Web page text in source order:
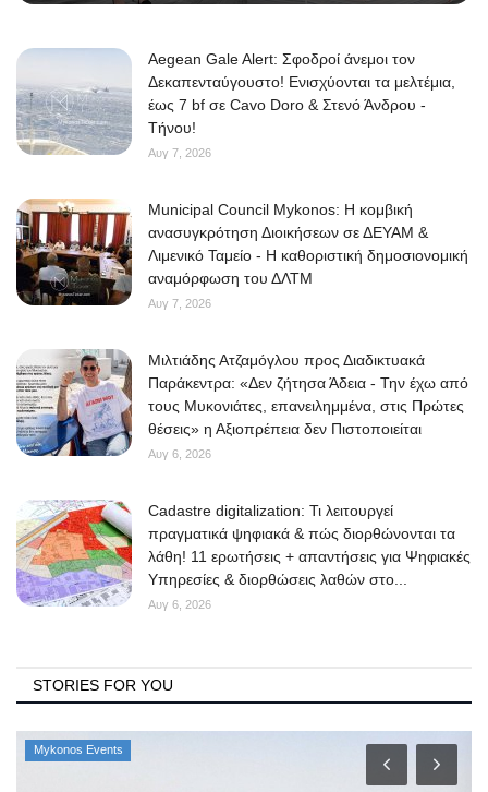
Aegean Gale Alert: Σφοδροί άνεμοι τον
Δεκαπενταύγουστο! Ενισχύονται τα μελτέμια,
έως 7 bf σε Cavo Doro & Στενό Άνδρου -
Τήνου!
Αυγ 7, 2026
Municipal Council Mykonos: Η κομβική
ανασυγκρότηση Διοικήσεων σε ΔΕΥΑΜ &
Λιμενικό Ταμείο - Η καθοριστική δημοσιονομική
αναμόρφωση του ΔΛΤΜ
Αυγ 7, 2026
Μιλτιάδης Ατζαμόγλου προς Διαδικτυακά
Παράκεντρα: «Δεν ζήτησα Άδεια - Την έχω από
τους Μυκονιάτες, επανειλημμένα, στις Πρώτες
θέσεις» η Αξιοπρέπεια δεν Πιστοποιείται
Αυγ 6, 2026
Cadastre digitalization: Τι λειτουργεί
πραγματικά ψηφιακά & πώς διορθώνονται τα
λάθη! 11 ερωτήσεις + απαντήσεις για Ψηφιακές
Υπηρεσίες & διορθώσεις λαθών στο...
Αυγ 6, 2026
STORIES FOR YOU
Mykonos Events